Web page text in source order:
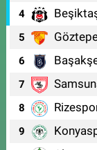
4
5
6
7
8
9